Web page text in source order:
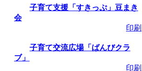
姫のこびる塾
付期間：～
て講座「ばん
子育て支援「すきっぷ」豆まき
会
印刷
子育て交流広場「ばんびクラ
ブ」
印刷